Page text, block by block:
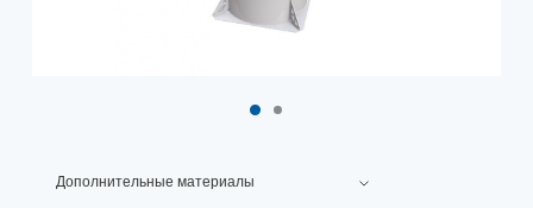
Дополнительные материалы